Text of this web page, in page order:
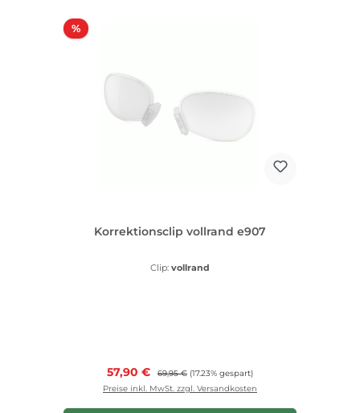
%Rabatt
Korrektionsclip vollrand e907
Clip: vollrand
Verkaufspreis:
57,90 € Regulärer Preis:
69,95 € (17.23% gespart)
Preise inkl. MwSt. zzgl. Versandkosten